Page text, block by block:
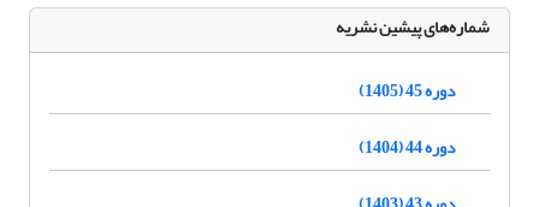
شماره‌های پیشین نشریه
دوره 45 (1405)
دوره 44 (1404)